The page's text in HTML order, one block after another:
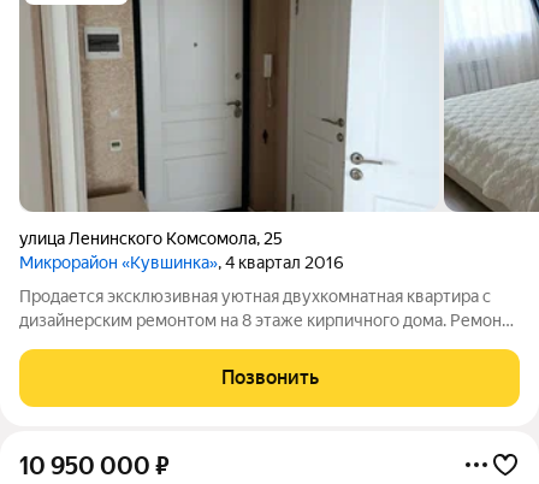
улица Ленинского Комсомола, 25
Микрорайон «Кувшинка», 4 квартал 2016
Продается эксклюзивная уютная двухкомнатная квартира с
дизайнерским ремонтом на 8 этаже кирпичного дома. Ремонт
оборудована современной встроенной техникой и стильной
мебелью, что создает атмосферу
Позвонить
10 950 000 ₽